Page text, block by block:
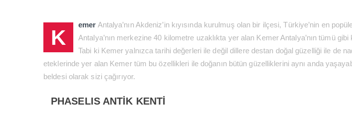
K
emer Antalya’nın Akdeniz’in kıyısında kurulmuş olan bir ilçesi, Türkiye’nin en
Antalya’nın merkezine 40 kilometre uzaklıkta yer alan Kemer Antalya’nın tümü
Tabi ki Kemer yalnızca tarihi değerleri ile değil dillere destan doğal güzelliği ile de
eteklerinde yer alan Kemer tüm bu özellikleri ile doğanın bütün güzelliklerini aynı anda
beldesi olarak sizi çağırıyor.
PHASELIS ANTİK KENTİ